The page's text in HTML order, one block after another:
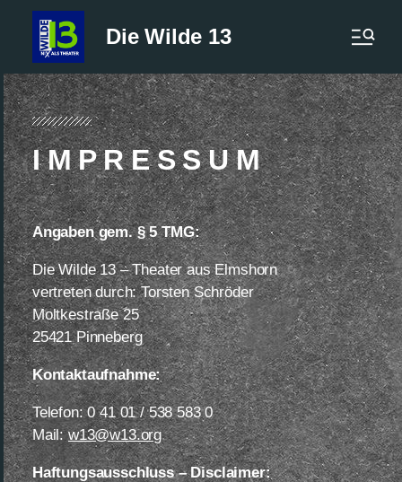
Die Wilde 13
I M P R E S S U M
Angaben gem. § 5 TMG:
Die Wilde 13 – Theater aus Elmshorn
vertreten durch: Torsten Schröder
Moltkestraße 25
25421 Pinneberg
Kontaktaufnahme:
Telefon: 0 41 01 / 538 583 0
Mail:w13@w13.org
Haftungsausschluss – Disclaimer: